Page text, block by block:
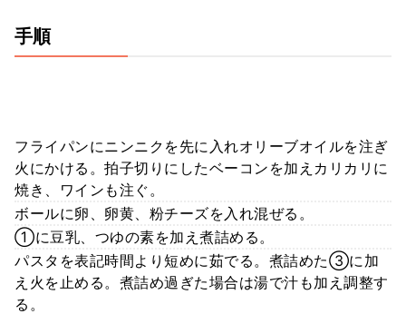
手順
フライパンにニンニクを先に入れオリーブオイルを注ぎ
火にかける。拍子切りにしたベーコンを加えカリカリに
焼き、ワインも注ぐ。
ボールに卵、卵黄、粉チーズを入れ混ぜる。
①に豆乳、つゆの素を加え煮詰める。
パスタを表記時間より短めに茹でる。煮詰めた③に加
え火を止める。煮詰め過ぎた場合は湯で汁も加え調整す
る。